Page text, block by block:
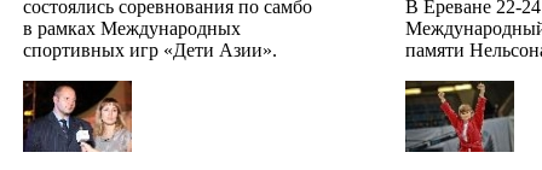
состоялись соревнования по самбо
в рамках Международных
спортивных игр «Дети Азии».
В Ереване 22-
памяти